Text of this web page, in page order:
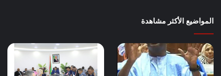
المواضيع الأكثر مشاهدة